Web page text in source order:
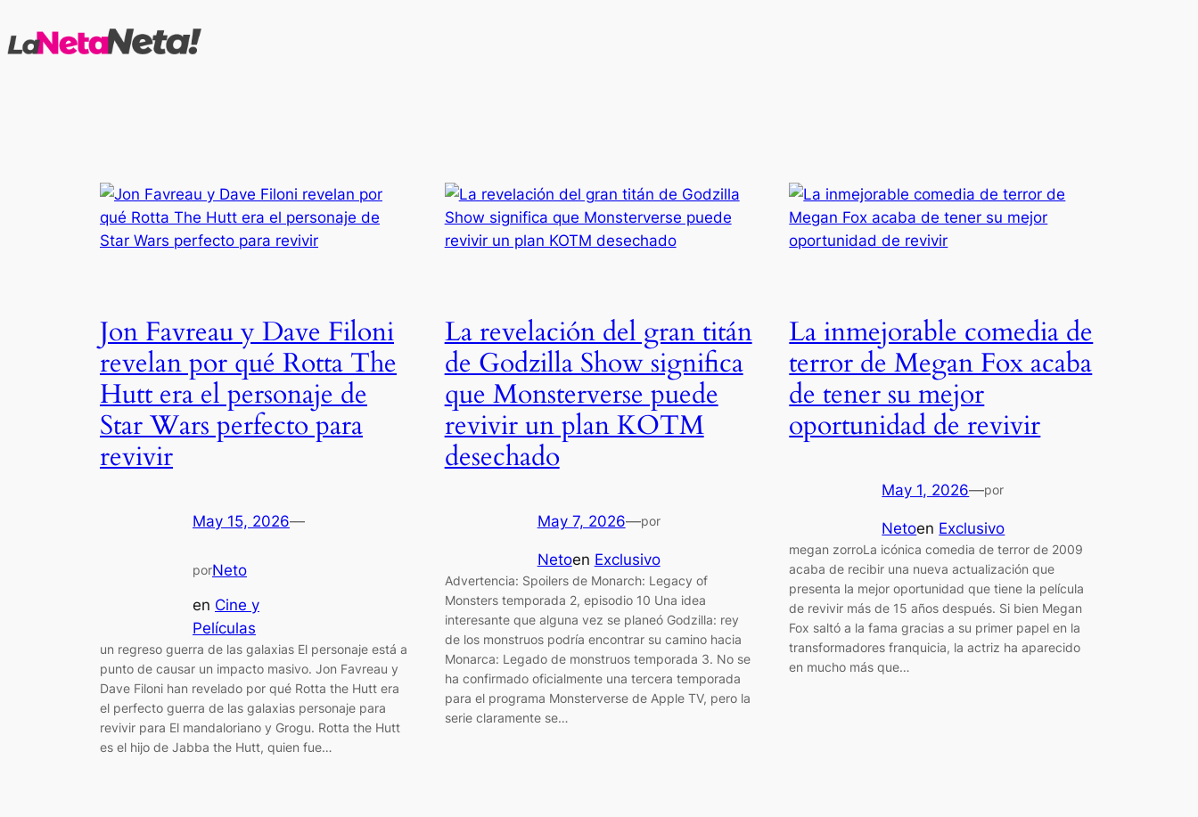
al
Jon Favreau y Dave Filoni
revelan por qué Rotta The
Hutt era el personaje de
Star Wars perfecto para
revivir
May 15, 2026—
porNeto
en Cine y
Películas
un regreso guerra de las galaxias El personaje está a
punto de causar un impacto masivo. Jon Favreau y
Dave Filoni han revelado por qué Rotta the Hutt era
el perfecto guerra de las galaxias personaje para
revivir para El mandaloriano y Grogu. Rotta the Hutt
es el hijo de Jabba the Hutt, quien fue…
La revelación del gran titán
de Godzilla Show significa
que Monsterverse puede
revivir un plan KOTM
desechado
May 7, 2026—por
Netoen Exclusivo
Advertencia: Spoilers de Monarch: Legacy of
Monsters temporada 2, episodio 10 Una idea
interesante que alguna vez se planeó Godzilla: rey
de los monstruos podría encontrar su camino hacia
Monarca: Legado de monstruos temporada 3. No se
ha confirmado oficialmente una tercera temporada
para el programa Monsterverse de Apple TV, pero la
serie claramente se…
La inmejorable comedia de
terror de Megan Fox acaba
de tener su mejor
oportunidad de revivir
May 1, 2026—por
Netoen Exclusivo
megan zorroLa icónica comedia de terror de 2009
acaba de recibir una nueva actualización que
presenta la mejor oportunidad que tiene la película
de revivir más de 15 años después. Si bien Megan
Fox saltó a la fama gracias a su primer papel en la
transformadores franquicia, la actriz ha aparecido
en mucho más que…